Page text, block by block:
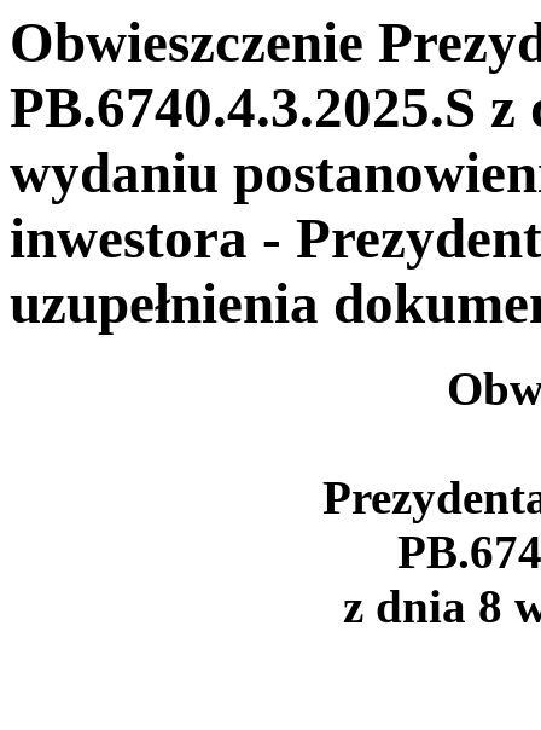
Obwieszczenie
PB.6740.4.3.2025.S
wydaniu
inwestora -
uzupełnienia
z dnia 8